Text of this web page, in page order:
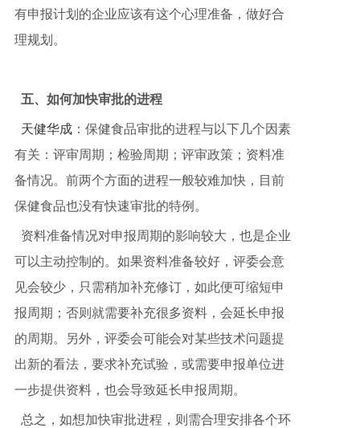
有申报计划的企业应该有这个心理准备，做好合
理规划。
五、如何加快审批的进程
天健华成：保健食品审批的进程与以下几个因素
有关：评审周期；检验周期；评审政策；资料准
备情况。前两个方面的进程一般较难加快，目前
保健食品也没有快速审批的特例。
资料准备情况对申报周期的影响较大，也是企业
可以主动控制的。如果资料准备较好，评委会意
见会较少，只需稍加补充修订，如此便可缩短申
报周期；否则就需要补充很多资料，会延长申报
的周期。另外，评委会可能会对某些技术问题提
出新的看法，要求补充试验，或需要申报单位进
一步提供资料，也会导致延长申报周期。
总之，如想加快审批进程，则需合理安排各个环